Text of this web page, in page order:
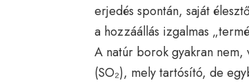
erjedés spontán, saját
a hozzáállás izgalmas
A natúr borok gyakran nem,
(SO₂), mely tartósító, de